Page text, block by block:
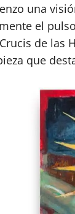
una
el
de las
que